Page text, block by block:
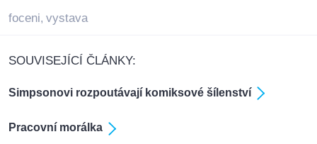
foceni, vystava
SOUVISEJÍCÍ ČLÁNKY:
Simpsonovi rozpoutávají komiksové šílenství
Pracovní morálka